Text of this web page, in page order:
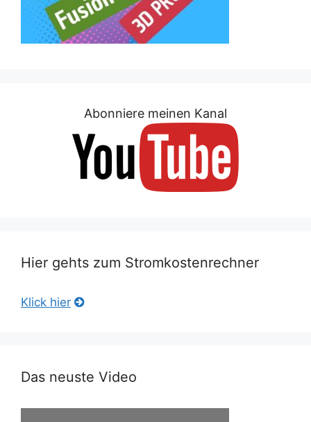
Abonniere meinen Kanal
Hier gehts zum Stromkostenrechner
Klick hier
Das neuste Video